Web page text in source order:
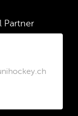
Partner